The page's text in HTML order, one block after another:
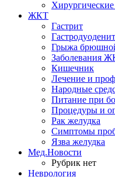
ЖКТ
Гастрит
Гастродуоденит
Грыжа
Заболевания
Кишечник
Лечение и
Народные
Питание при
Процедуры и
Рак желудка
Симптомы
Язва желудка
Мед.Новости
Рубрик нет
Неврология